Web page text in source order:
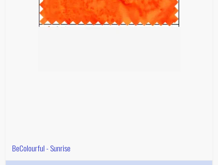
BeColourful - Sunrise